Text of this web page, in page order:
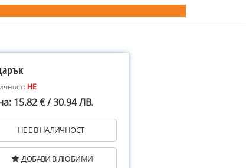
НЕ
15.82 € / 30.94 ЛВ.
НЕ Е В НАЛИЧНОСТ
ДОБАВИ В ЛЮБИМИ